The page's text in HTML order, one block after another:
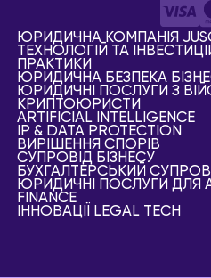
ЮРИДИЧНА КОМПАНІЯ
ТЕХНОЛОГІЙ ТА
ПРАКТИКИ
ЮРИДИЧНА БЕЗПЕКА
ЮРИДИЧНІ ПОСЛУГИ З
КРИПТОЮРИСТИ
АRTIFICIAL ІNTELLIGENCE
IP & DATA PROTECTION
ВИРІШЕННЯ СПОРІВ
СУПРОВІД БІЗНЕСУ
БУХГАЛТЕРСЬКИЙ
ЮРИДИЧНІ ПОСЛУГИ ДЛЯ
FINANCE
ІННОВАЦІЇ LEGAL TECH